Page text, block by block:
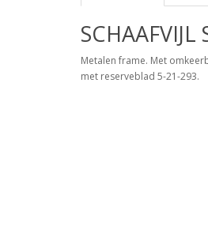
Metalen frame. Met
met reserveblad 5-21-293.